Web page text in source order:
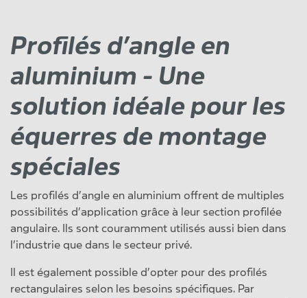
Profilés d’angle en
aluminium - Une
solution idéale pour les
équerres de montage
spéciales
Les profilés d’angle en aluminium offrent de multiples
possibilités d’application grâce à leur section profilée
angulaire. Ils sont couramment utilisés aussi bien dans
l’industrie que dans le secteur privé.
Il est également possible d’opter pour des profilés
rectangulaires selon les besoins spécifiques. Par